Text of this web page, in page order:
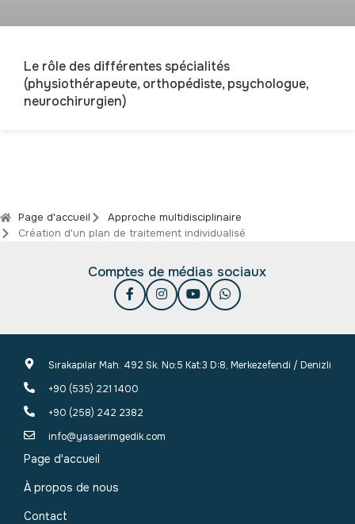
Le rôle des différentes spécialités
(physiothérapeute, orthopédiste, psychologue,
neurochirurgien)
Page d'accueil
Approche multidisciplinaire
Création d'un plan de traitement individualisé
Comptes de médias sociaux
Sırakapılar Mah. 492 Sk. No:5 Kat:3 D:8, Merkezefendi / Denizli
+90 (535) 221 1400
+90 (258) 242 2382
info@yasaerimgedik.com
Page d'accueil
À propos de nous
Contact